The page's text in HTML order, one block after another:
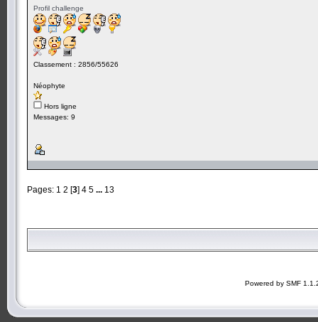
Profil challenge
Classement : 2856/55626
Néophyte
Hors ligne
Messages: 9
Pages: 1 2 [3] 4 5 ... 13
Powered by SMF